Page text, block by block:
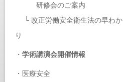
研修会のご案内
└ 改正労働安全衛生法の早わか
り
・ 学術講演会開催情報
・ 医療安全